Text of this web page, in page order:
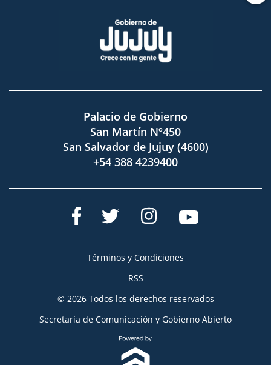
Palacio de Gobierno
San Martín Nº450
San Salvador de Jujuy (4600)
+54 388 4239400
Términos y Condiciones
RSS
© 2026 Todos los derechos reservados
Secretaría de Comunicación y Gobierno Abierto